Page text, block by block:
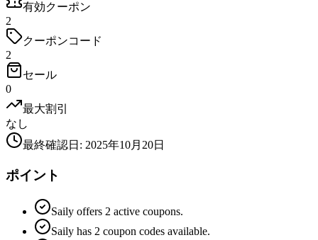
有効クーポン
2
クーポンコード
2
セール
0
最大割引
なし
最終確認日 : 2025年10月20日
ポイント
Saily offers 2 active coupons.
Saily has 2 coupon codes available.